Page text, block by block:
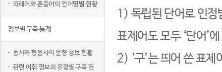
외래어와 혼종어의 언어명별 현황
정보별 구축 통계
동사와 형용사의 문형 정보 현황
관련 어휘 정보의 유형별 구축 현
1) 독립된 단어로 인정
표제어도 모두 ‘단어’
2) ‘구’는 띄어 쓴 표